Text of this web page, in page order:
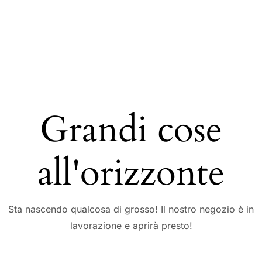
Grandi cose
all'orizzonte
Sta nascendo qualcosa di grosso! Il nostro negozio è in
lavorazione e aprirà presto!